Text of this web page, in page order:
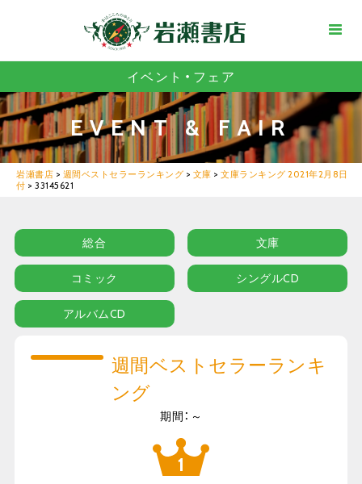
イベント・フェア
EVENT & FAIR
岩瀬書店 > 週間ベストセラーランキング > 文庫 > 文庫ランキング 2021年2月8日
付 > 33145621
総合 文庫
コミック シングルCD
アルバムCD
週間ベストセラーランキ
ング
期間：～